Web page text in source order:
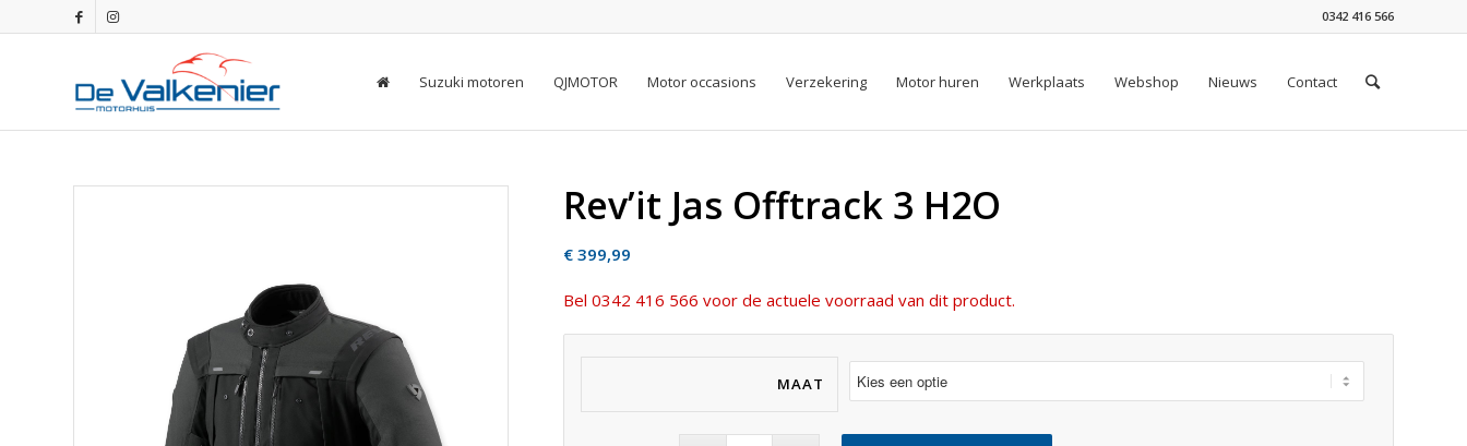
0342 416 566
Suzuki motoren QJMOTOR Motor occasions Verzekering Motor huren Werkplaats Webshop Nieuws Contact
Rev’it Jas Offtrack 3 H2O
€ 399,99
Bel 0342 416 566 voor de actuele voorraad van dit product.
MAAT